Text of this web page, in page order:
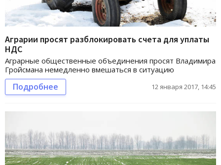
Аграрии просят разблокировать счета для уплаты
НДС
Аграрные общественные объединения просят Владимира
Гройсмана немедленно вмешаться в ситуацию
Подробнее 12 января 2017, 14:45